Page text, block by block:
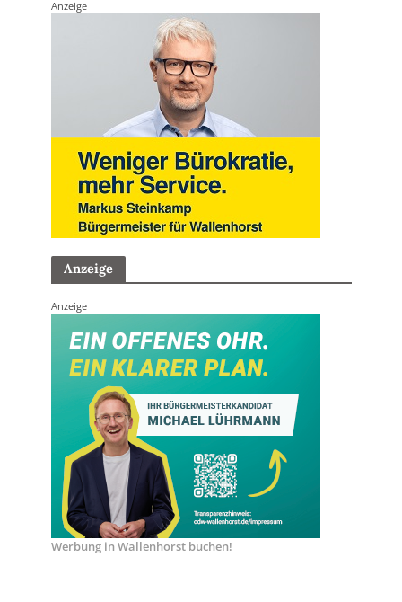
Anzeige
Anzeige
Anzeige
Werbung in Wallenhorst buchen!